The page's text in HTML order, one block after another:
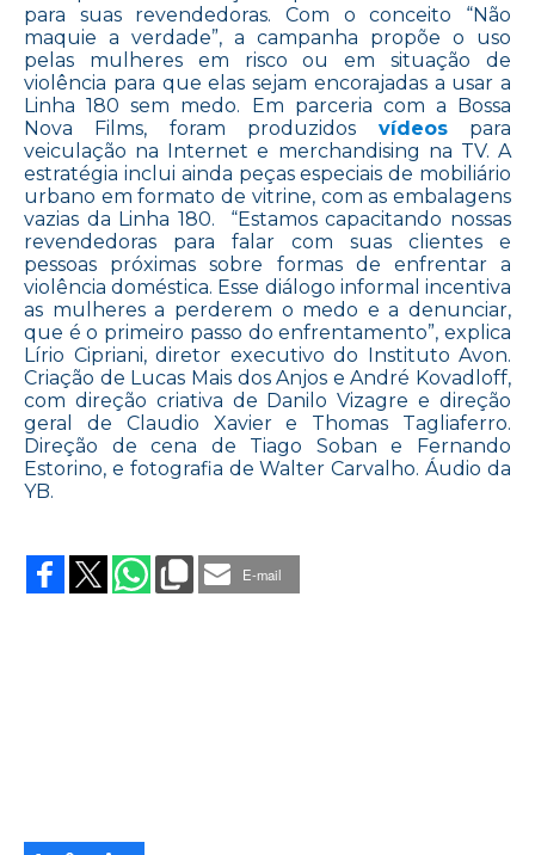
para suas revendedoras. Com o conceito “Não
maquie a verdade”, a campanha propõe o uso
pelas mulheres em risco ou em situação de
violência para que elas sejam encorajadas a usar a
Linha 180 sem medo. Em parceria com a Bossa
Nova Films, foram produzidos vídeospara
veiculação na Internet e merchandising na TV. A
estratégia inclui ainda peças especiais de mobiliário
urbano em formato de vitrine, com as embalagens
vazias da Linha 180. “Estamos capacitando nossas
revendedoras para falar com suas clientes e
pessoas próximas sobre formas de enfrentar a
violência doméstica. Esse diálogo informal incentiva
as mulheres a perderem o medo e a denunciar,
que é o primeiro passo do enfrentamento”, explica
Lírio Cipriani, diretor executivo do Instituto Avon.
Criação de Lucas Mais dos Anjos e André Kovadloff,
com direção criativa de Danilo Vizagre e direção
geral de Claudio Xavier e Thomas Tagliaferro.
Direção de cena de Tiago Soban e Fernando
Estorino, e fotografia de Walter Carvalho. Áudio da
YB.
CRIA
LINHA
E-mail